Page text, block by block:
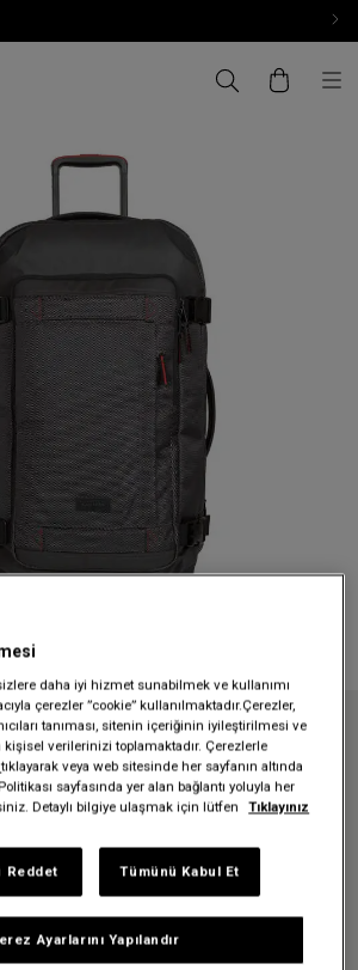
İndirimli Valizler
GREY TEKERLEKLİ VALİZ
bu ürün artık
CNNCT M ACCENT
daha iyi hizmet sunabilmek ve kullanımı
çerezler ”cookie” kullanılmaktadır.Çerezler,
tanıması, sitenin içeriğinin iyileştirilmesi ve
verilerinizi toplamaktadır. Çerezlerle
tıklayarak veya web sitesinde her sayfanın altında
sayfasında yer alan bağlantı yoluyla her
Detaylı bilgiye ulaşmak için lütfen
Tıklayınız
Ayarlarını Yapılandır
Reddet Tümünü Kabul Et